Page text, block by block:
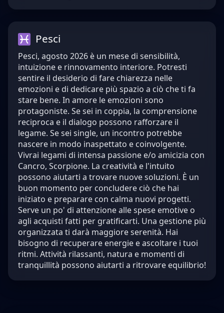
Pesci
Pesci, agosto 2026 è un mese di sensibilità,
intuizione e rinnovamento interiore. Potresti
sentire il desiderio di fare chiarezza nelle
emozioni e di dedicare più spazio a ciò che ti fa
stare bene. In amore le emozioni sono
protagoniste. Se sei in coppia, la comprensione
reciproca e il dialogo possono rafforzare il
legame. Se sei single, un incontro potrebbe
nascere in modo inaspettato e coinvolgente.
Vivrai legami di intensa passione e/o amicizia con
Cancro, Scorpione. La creatività e l'intuito
possono aiutarti a trovare nuove soluzioni. È un
buon momento per concludere ciò che hai
iniziato e preparare con calma nuovi progetti.
Serve un po' di attenzione alle spese emotive o
agli acquisti fatti per gratificarti. Una gestione più
organizzata ti darà maggiore serenità. Hai
bisogno di recuperare energie e ascoltare i tuoi
ritmi. Attività rilassanti, natura e momenti di
tranquillità possono aiutarti a ritrovare equilibrio!